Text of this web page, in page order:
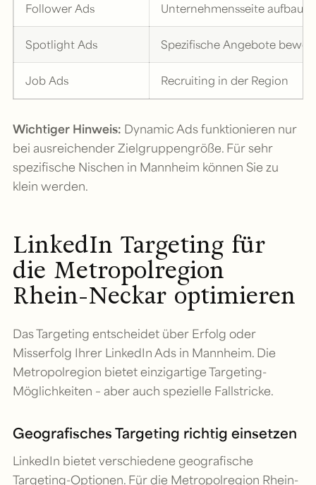
Follower Ads Unternehmensseite aufbauen
Spotlight Ads Spezifische Angebote
Job Ads Recruiting in der Region
Wichtiger Hinweis: Dynamic Ads funktionieren nur
bei ausreichender Zielgruppengröße. Für sehr
spezifische Nischen in Mannheim können Sie zu
klein werden.
LinkedIn Targeting für
die Metropolregion
Rhein-Neckar optimieren
Das Targeting entscheidet über Erfolg oder
Misserfolg Ihrer LinkedIn Ads in Mannheim. Die
Metropolregion bietet einzigartige Targeting-
Möglichkeiten – aber auch spezielle Fallstricke.
Geografisches Targeting richtig einsetzen
LinkedIn bietet verschiedene geografische
Targeting-Optionen. Für die Metropolregion Rhein-